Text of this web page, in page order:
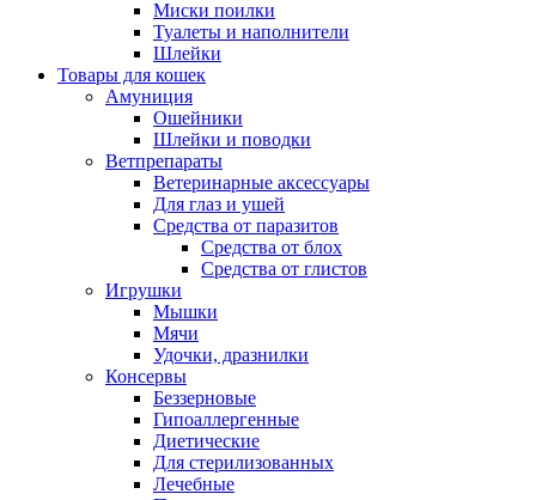
Миски поилки
Туалеты и наполнители
Шлейки
Товары для кошек
Амуниция
Ошейники
Шлейки и поводки
Ветпрепараты
Ветеринарные аксессуары
Для глаз и ушей
Средства от паразитов
Средства от блох
Средства от глистов
Игрушки
Мышки
Мячи
Удочки, дразнилки
Консервы
Беззерновые
Гипоаллергенные
Диетические
Для стерилизованных
Лечебные